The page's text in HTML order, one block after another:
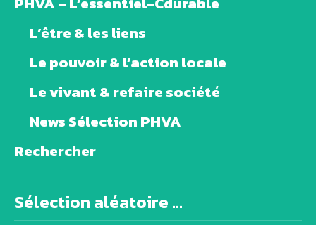
L’être & les liens
Le pouvoir & l’action locale
Le vivant & refaire société
News Sélection PHVA
Rechercher
Sélection aléatoire ...